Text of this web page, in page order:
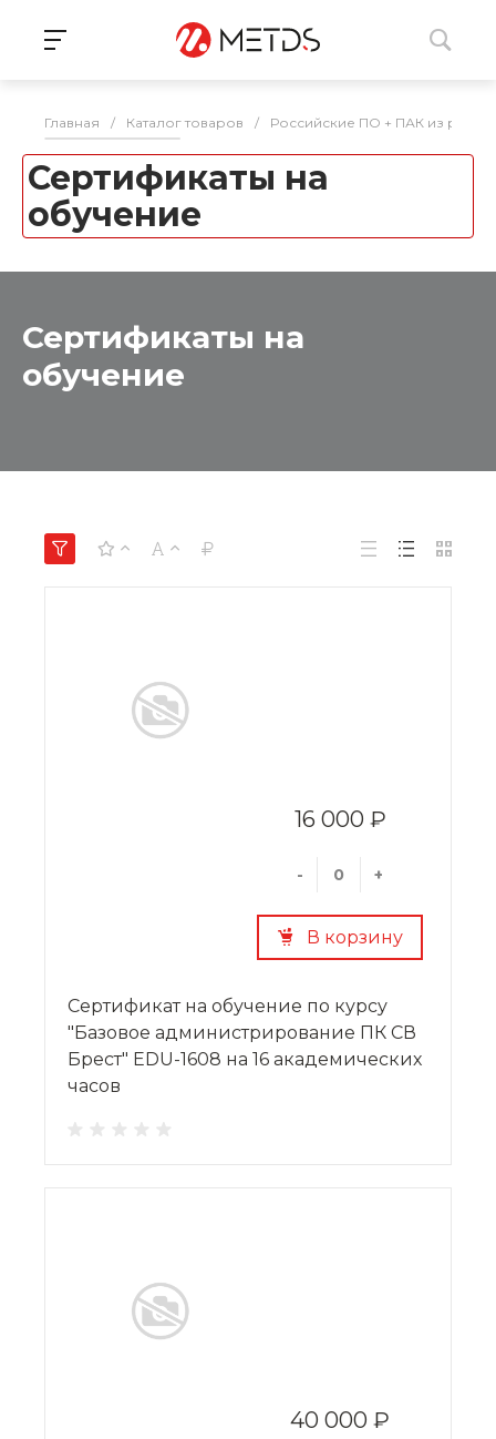
Главная / Каталог товаров / Российские ПО + ПАК из
Сертификаты на
обучение
Сертификаты на
обучение
16 000 ₽
- +
В корзину
Сертификат на обучение по курсу
"Базовое администрирование ПК СВ
Брест" EDU-1608 на 16 академических
часов
40 000 ₽